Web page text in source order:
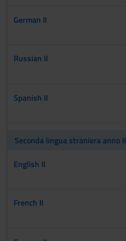
German II
Russian II
Spanish II
Seconda lingua straniera anno II
English II
French II